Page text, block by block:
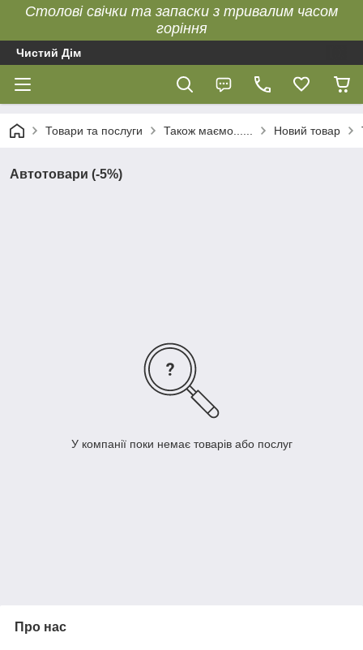
Столові свічки та запаски з тривалим часом
горіння
Чистий Дім
Товари та послуги Також маємо...... Новий товар
Автотовари (-5%)
У компанії поки немає товарів або послуг
Про нас